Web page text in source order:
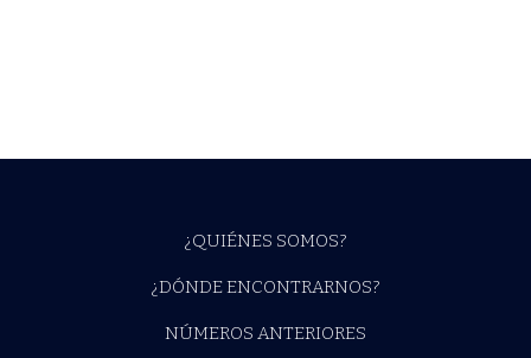
¿QUIÉNES SOMOS?
¿DÓNDE ENCONTRARNOS?
NÚMEROS ANTERIORES